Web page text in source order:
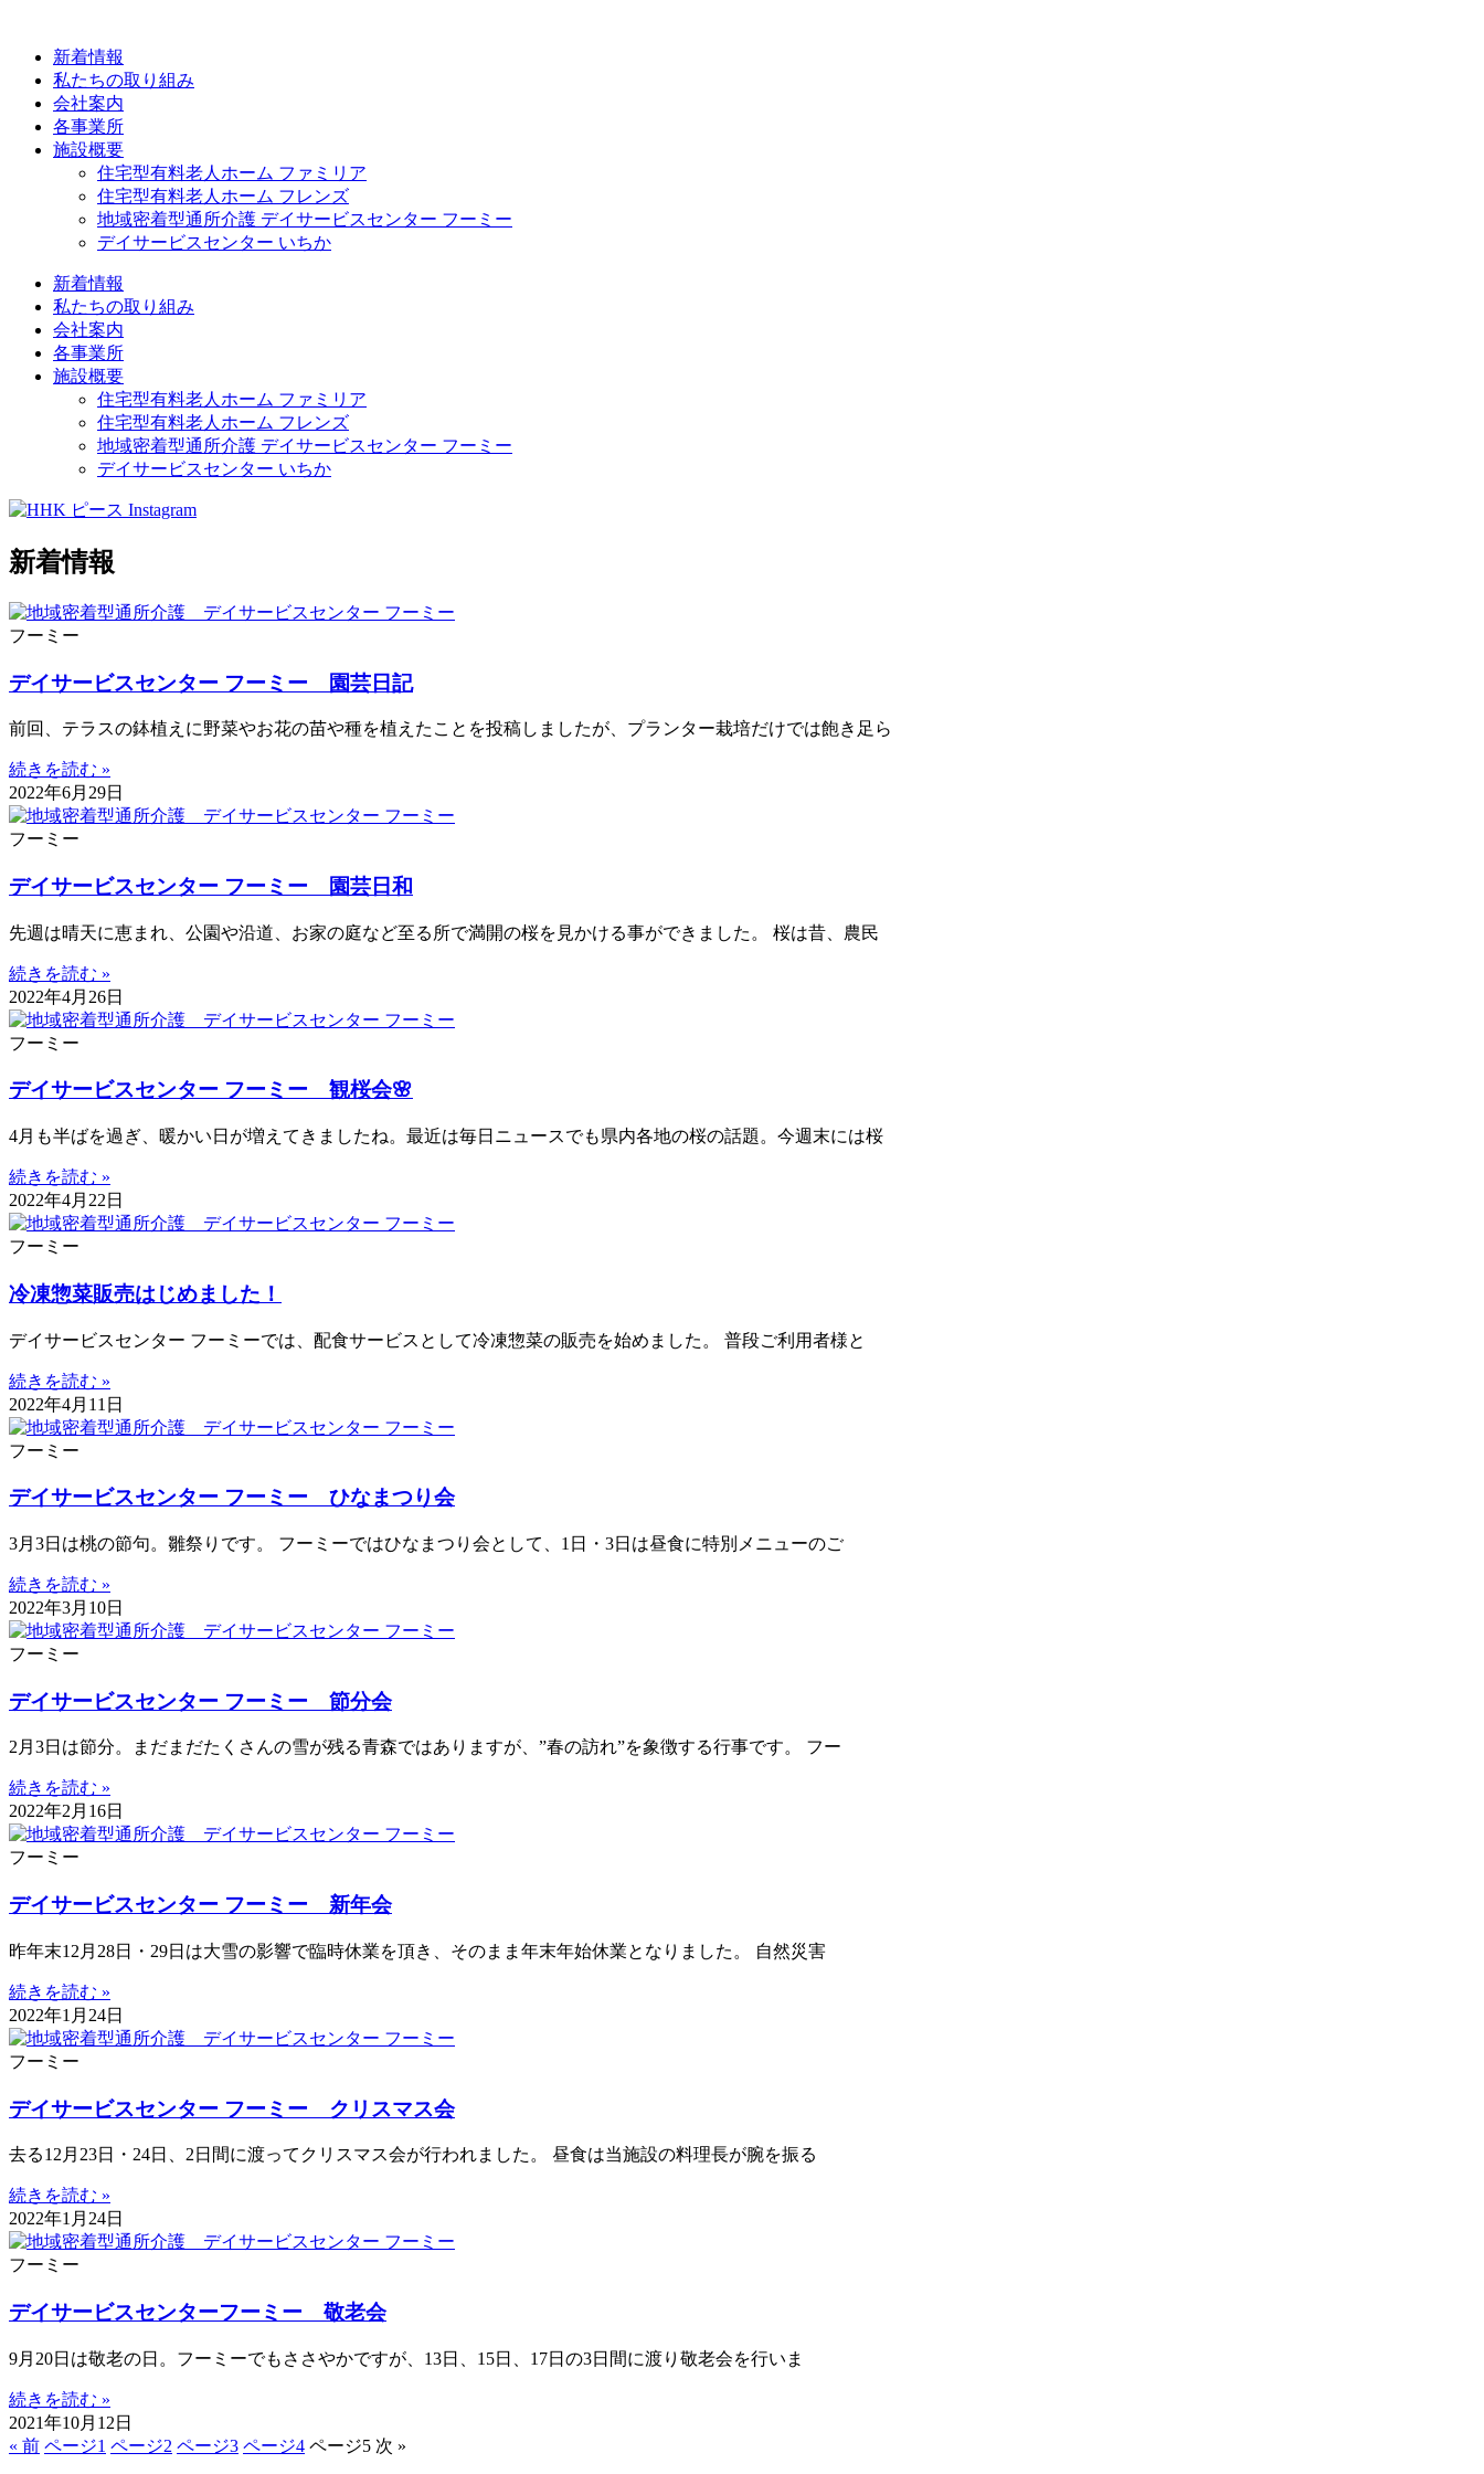
新着情報
私たちの取り組み
会社案内
各事業所
施設概要
住宅型有料老人ホーム ファミリア
住宅型有料老人ホーム フレンズ
地域密着型通所介護 デイサービスセンター フーミー
デイサービスセンター いちか
新着情報
私たちの取り組み
会社案内
各事業所
施設概要
住宅型有料老人ホーム ファミリア
住宅型有料老人ホーム フレンズ
地域密着型通所介護 デイサービスセンター フーミー
デイサービスセンター いちか
新着情報
フーミー
デイサービスセンター フーミー 園芸日記
前回、テラスの鉢植えに野菜やお花の苗や種を植えたことを投稿しましたが、プランター栽培だけでは飽き足ら
続きを読む »
2022年6月29日
フーミー
デイサービスセンター フーミー 園芸日和
先週は晴天に恵まれ、公園や沿道、お家の庭など至る所で満開の桜を見かける事ができました。 桜は昔、農民
続きを読む »
2022年4月26日
フーミー
デイサービスセンター フーミー 観桜会🌸
4月も半ばを過ぎ、暖かい日が増えてきましたね。最近は毎日ニュースでも県内各地の桜の話題。今週末には桜
続きを読む »
2022年4月22日
フーミー
冷凍惣菜販売はじめました！
デイサービスセンター フーミーでは、配食サービスとして冷凍惣菜の販売を始めました。 普段ご利用者様と
続きを読む »
2022年4月11日
フーミー
デイサービスセンター フーミー ひなまつり会
3月3日は桃の節句。雛祭りです。 フーミーではひなまつり会として、1日・3日は昼食に特別メニューのご
続きを読む »
2022年3月10日
フーミー
デイサービスセンター フーミー 節分会
2月3日は節分。まだまだたくさんの雪が残る青森ではありますが、”春の訪れ”を象徴する行事です。 フー
続きを読む »
2022年2月16日
フーミー
デイサービスセンター フーミー 新年会
昨年末12月28日・29日は大雪の影響で臨時休業を頂き、そのまま年末年始休業となりました。 自然災害
続きを読む »
2022年1月24日
フーミー
デイサービスセンター フーミー クリスマス会
去る12月23日・24日、2日間に渡ってクリスマス会が行われました。 昼食は当施設の料理長が腕を振る
続きを読む »
2022年1月24日
フーミー
デイサービスセンターフーミー 敬老会
9月20日は敬老の日。フーミーでもささやかですが、13日、15日、17日の3日間に渡り敬老会を行いま
続きを読む »
2021年10月12日
« 前 ページ1 ページ2 ページ3 ページ4 ページ5 次 »